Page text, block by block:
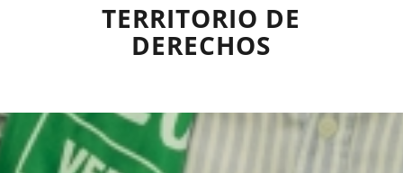
TERRITORIO DE
DERECHOS